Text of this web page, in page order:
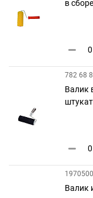
в
782 68
Валик
1970500
Валик